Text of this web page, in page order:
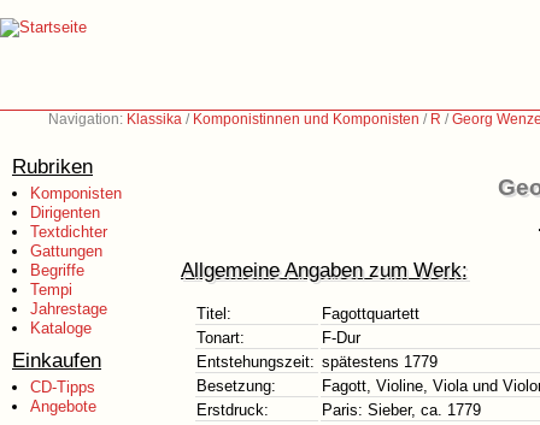
Navigation: Klassika / Komponistinnen und Komponisten / R /Georg
Rubriken
Komponisten
Dirigenten
Textdichter
Gattungen
Begriffe
Tempi
Jahrestage
Kataloge
Einkaufen
CD-Tipps
Angebote
Allgemeine Angaben zum Werk:
Titel:
Fagottquartett
Tonart:
F-Dur
Entstehungszeit: spätestens 1779
Besetzung:
Fagott, Violine, Viola und
Erstdruck:
Paris: Sieber, ca. 1779